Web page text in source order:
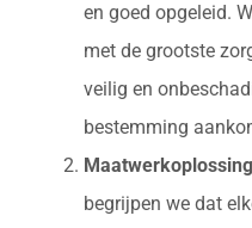
en goed opgeleid.
met de grootste
veilig en
bestemming
begrijpen we dat